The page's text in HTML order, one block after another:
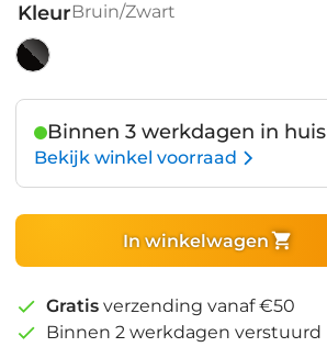
KleurBruin/Zwart
Binnen 3 werkdagen in huis
Bekijk winkel voorraad
In winkelwagen
Gratis verzending vanaf €50
Binnen 2 werkdagen verstuurd